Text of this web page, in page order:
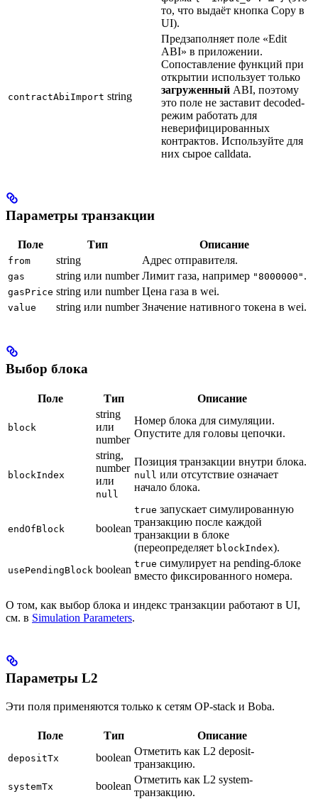
то, что выдаёт кнопка Copy в
UI).
contractAbiImport string
Предзаполняет поле «Edit
ABI» в приложении.
Сопоставление функций при
открытии использует только
загруженный ABI, поэтому
это поле не заставит decoded-
режим работать для
неверифицированных
контрактов. Используйте для
них сырое calldata.
Параметры транзакции
Поле Тип Описание
from string Адрес отправителя.
gas string или number Лимит газа, например "8000000" .
gasPrice string или number Цена газа в wei.
value string или number Значение нативного токена в wei.
Выбор блока
Поле Тип Описание
block
string
или
number
Номер блока для симуляции.
Опустите для головы цепочки.
blockIndex
string,
number
или
null
Позиция транзакции внутри блока.
null или отсутствие означает
начало блока.
endOfBlock boolean
true запускает симулированную
транзакцию после каждой
транзакции в блоке
(переопределяет blockIndex).
usePendingBlock boolean true симулирует на pending-блоке
вместо фиксированного номера.
О том, как выбор блока и индекс транзакции работают в UI,
см. в Simulation Parameters.
Параметры L2
Эти поля применяются только к сетям OP-stack и Boba.
Поле Тип Описание
depositTx boolean
Отметить как L2 deposit-
транзакцию.
systemTx boolean
Отметить как L2 system-
транзакцию.